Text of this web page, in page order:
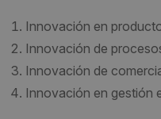
Innovación en
Innovación de
Innovación de
Innovación en gestión